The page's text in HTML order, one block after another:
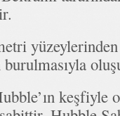
keşfiyle